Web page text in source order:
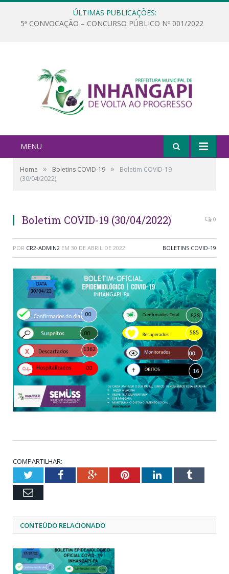
ÚLTIMAS PUBLICAÇÕES:
5ª CONVOCAÇÃO – CONCURSO PÚBLICO Nº 001/2022
MENU
Home » Boletins COVID-19 »
Boletim COVID-19
(30/04/2022)
Boletim COVID-19 (30/04/2022) 0
POR CR2-ADMIN2 EM 30 DE ABRIL DE 2022 BOLETINS COVID-19
COMPARTILHAR:
TwitterFacebookGoogle+PinterestLinkedInTumblr
Email
CONTEÚDO RELACIONADO